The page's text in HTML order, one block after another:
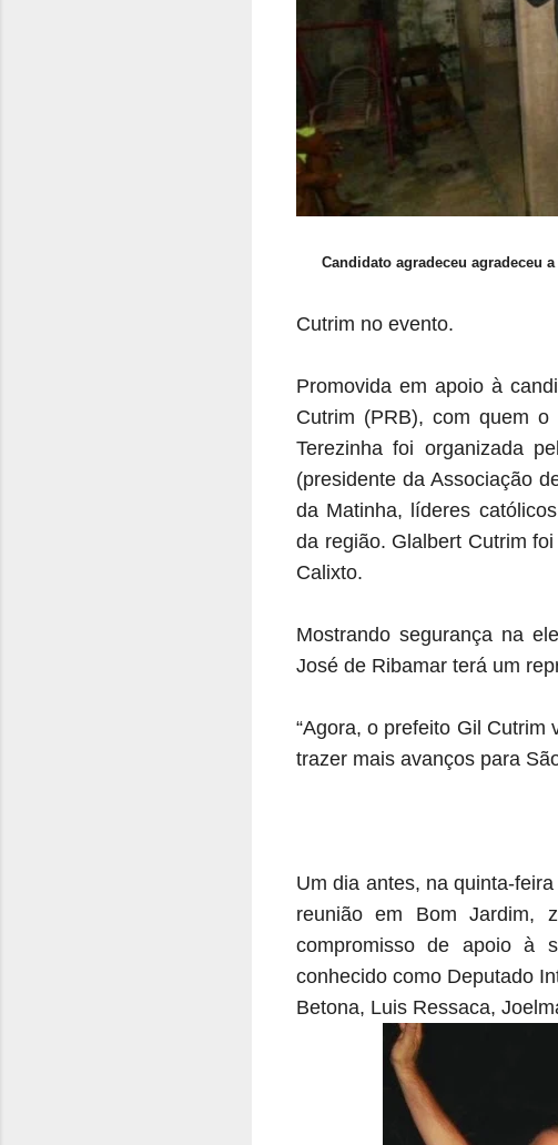
Candidato agradeceu agradeceu
Cutrim no evento.
Promovida em apoio à
Cutrim (PRB), com quem
Terezinha foi organizada
(presidente da Associação
da Matinha, líderes
da região. Glalbert Cutrim
Calixto.
Mostrando segurança na
José de Ribamar terá um
“Agora, o prefeito Gil
trazer mais avanços para
Um dia antes, na quinta-
reunião em Bom Jardim,
compromisso de apoio à
conhecido como Deputado
Betona, Luis Ressaca,